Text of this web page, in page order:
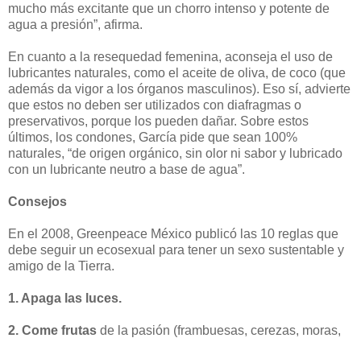
mucho más excitante que un chorro intenso y potente de
agua a presión”, afirma.
En cuanto a la resequedad femenina, aconseja el uso de
lubricantes naturales, como el aceite de oliva, de coco (que
además da vigor a los órganos masculinos). Eso sí, advierte
que estos no deben ser utilizados con diafragmas o
preservativos, porque los pueden dañar. Sobre estos
últimos, los condones, García pide que sean 100%
naturales, “de origen orgánico, sin olor ni sabor y lubricado
con un lubricante neutro a base de agua”.
Consejos
En el 2008, Greenpeace México publicó las 10 reglas que
debe seguir un ecosexual para tener un sexo sustentable y
amigo de la Tierra.
1. Apaga las luces.
2. Come frutas de la pasión (frambuesas, cerezas, moras,